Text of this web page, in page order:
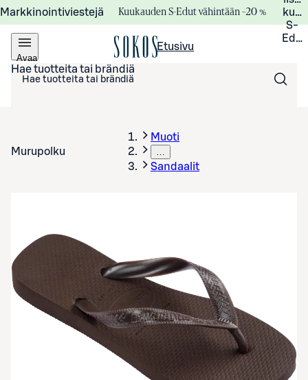
Markkinointiviestejä Kuukauden S-Edut vähintään –20 %
S-
Avaa
valikko
Etusivu
Hae tuotteita tai brändiä
Murupolku
Muoti
…
Sandaalit
Avaa tuotekuva suurennettuna